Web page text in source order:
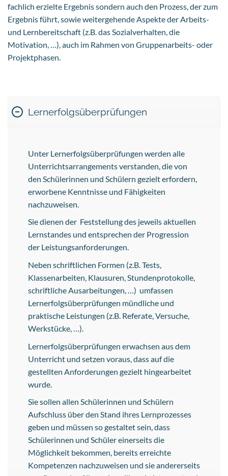
fachlich erzielte Ergebnis sondern auch den Prozess, der zum
Ergebnis führt, sowie weitergehende Aspekte der Arbeits-
und Lernbereitschaft (z.B. das Sozialverhalten, die
Motivation, …), auch im Rahmen von Gruppenarbeits- oder
Projektphasen.
Lernerfolgsüberprüfungen
Unter Lernerfolgsüberprüfungen werden alle
Unterrichtsarrangements verstanden, die von
den Schülerinnen und Schülern gezielt erfordern,
erworbene Kenntnisse und Fähigkeiten
nachzuweisen.
Sie dienen der Feststellung des jeweils aktuellen
Lernstandes und entsprechen der Progression
der Leistungsanforderungen.
Neben schriftlichen Formen (z.B. Tests,
Klassenarbeiten, Klausuren, Stundenprotokolle,
schriftliche Ausarbeitungen, …) umfassen
Lernerfolgsüberprüfungen mündliche und
praktische Leistungen (z.B. Referate, Versuche,
Werkstücke, …).
Lernerfolgsüberprüfungen erwachsen aus dem
Unterricht und setzen voraus, dass auf die
gestellten Anforderungen gezielt hingearbeitet
wurde.
Sie sollen allen Schülerinnen und Schülern
Aufschluss über den Stand ihres Lernprozesses
geben und müssen so gestaltet sein, dass
Schülerinnen und Schüler einerseits die
Möglichkeit bekommen, bereits erreichte
Kompetenzen nachzuweisen und sie andererseits